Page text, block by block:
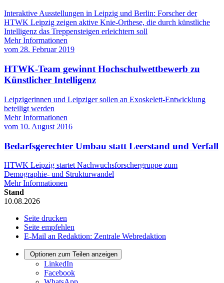
Interaktive Ausstellungen in Leipzig und Berlin: Forscher der
HTWK Leipzig zeigen aktive Knie-Orthese, die durch künstliche
Intelligenz das Treppensteigen erleichtern soll
Mehr Informationen
vom 28. Februar 2019
HTWK-Team gewinnt Hochschulwettbewerb zu
Künstlicher Intelligenz
Leipzigerinnen und Leipziger sollen an Exoskelett-Entwicklung
beteiligt werden
Mehr Informationen
vom 10. August 2016
Bedarfsgerechter Umbau statt Leerstand und Verfall
HTWK Leipzig startet Nachwuchsforschergruppe zum
Demographie- und Strukturwandel
Mehr Informationen
Stand
10.08.2026
Seite drucken
Seite empfehlen
E-Mail an Redaktion: Zentrale Webredaktion
Optionen zum Teilen anzeigen
LinkedIn
Facebook